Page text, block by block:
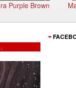
Purple Brown